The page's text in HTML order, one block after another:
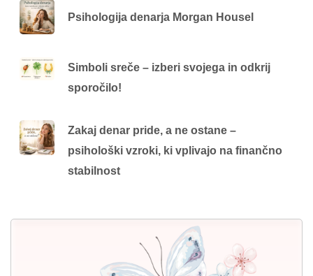
Psihologija denarja Morgan Housel
Simboli sreče – izberi svojega in odkrij
sporočilo!
Zakaj denar pride, a ne ostane –
psihološki vzroki, ki vplivajo na finančno
stabilnost